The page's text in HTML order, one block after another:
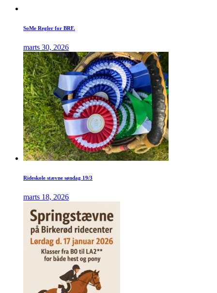
SoMe Regler for BRF.
marts 30, 2026
Rideskole stævne søndag 19/3
marts 18, 2026